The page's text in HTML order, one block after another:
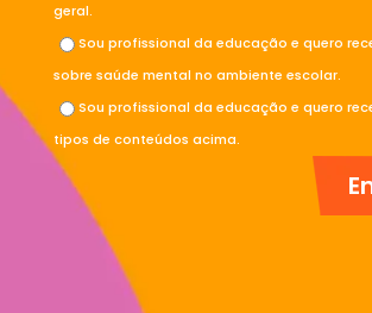
geral.
Sou profissional da educação e quero
sobre saúde mental no ambiente escolar.
Sou profissional da educação e quero
tipos de conteúdos acima.